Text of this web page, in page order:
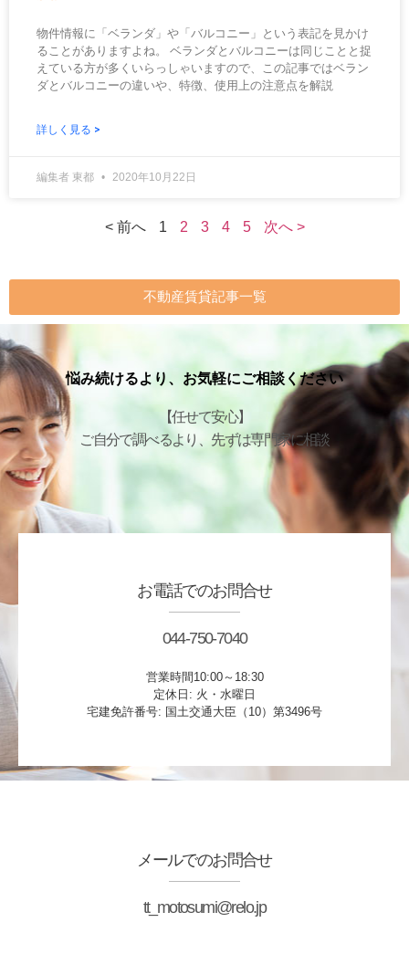
物件情報に「ベランダ」や「バルコニー」という表記を見かけ
ることがありますよね。 ベランダとバルコニーは同じことと捉
えている方が多くいらっしゃいますので、この記事ではベラン
ダとバルコニーの違いや、特徴、使用上の注意点を解説
詳しく見る >
編集者 東都 2020年10月22日
< 前へ 1 2 3 4 5 次へ >
不動産賃貸記事一覧
悩み続けるより、お気軽にご相談ください
【任せて安心】
ご自分で調べるより、先ずは専門家に相談
お電話でのお問合せ
044-750-7040
営業時間10:00～18:30
定休日: 火・水曜日
宅建免許番号: 国土交通大臣（10）第3496号
メールでのお問合せ
tt_motosumi@relo.jp